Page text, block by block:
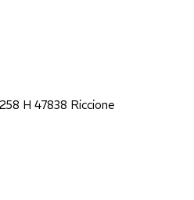
H 47838 Riccione